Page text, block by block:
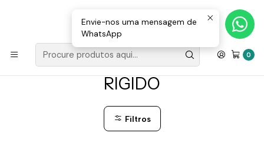
0
Loja Valongo: 220 150 143 (chamada para a rede fixa nacional) «»
E-mail: geral@movenergy.pt
Início MATERIAL ELÉTRICO
RÍGIDO
Filtros
Envie-nos uma mensagem de
WhatsApp